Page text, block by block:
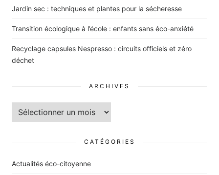
Jardin sec : techniques et plantes pour la sécheresse
Transition écologique à l’école : enfants sans éco-anxiété
Recyclage capsules Nespresso : circuits officiels et zéro
déchet
ARCHIVES
Archives
CATÉGORIES
Actualités éco-citoyenne